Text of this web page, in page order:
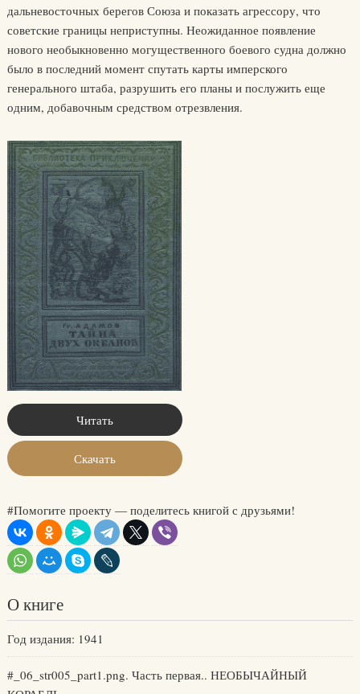
дальневосточных берегов Союза и показать агрессору, что
советские границы неприступны. Неожиданное появление
нового необыкновенно могущественного боевого судна должно
было в последний момент спутать карты имперского
генерального штаба, разрушить его планы и послужить еще
одним, добавочным средством отрезвления.
Читать
Скачать
#Помогите проекту — поделитесь книгой с друзьями!
О книге
Год издания: 1941
#_06_str005_part1.png. Часть первая.. НЕОБЫЧАЙНЫЙ